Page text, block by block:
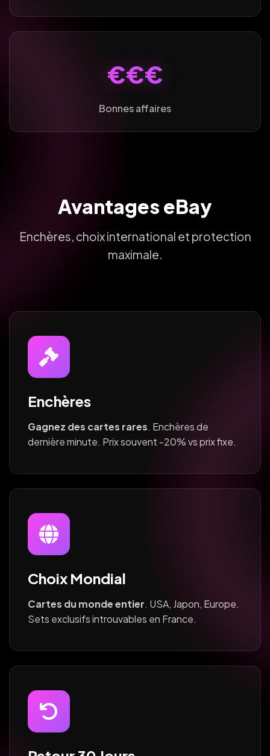
€€€
Bonnes affaires
Avantages eBay
Enchères, choix international et protection
maximale.
Enchères
Gagnez des cartes rares. Enchères de
dernière minute. Prix souvent -20% vs prix fixe.
Choix Mondial
Cartes du monde entier. USA, Japon, Europe.
Sets exclusifs introuvables en France.